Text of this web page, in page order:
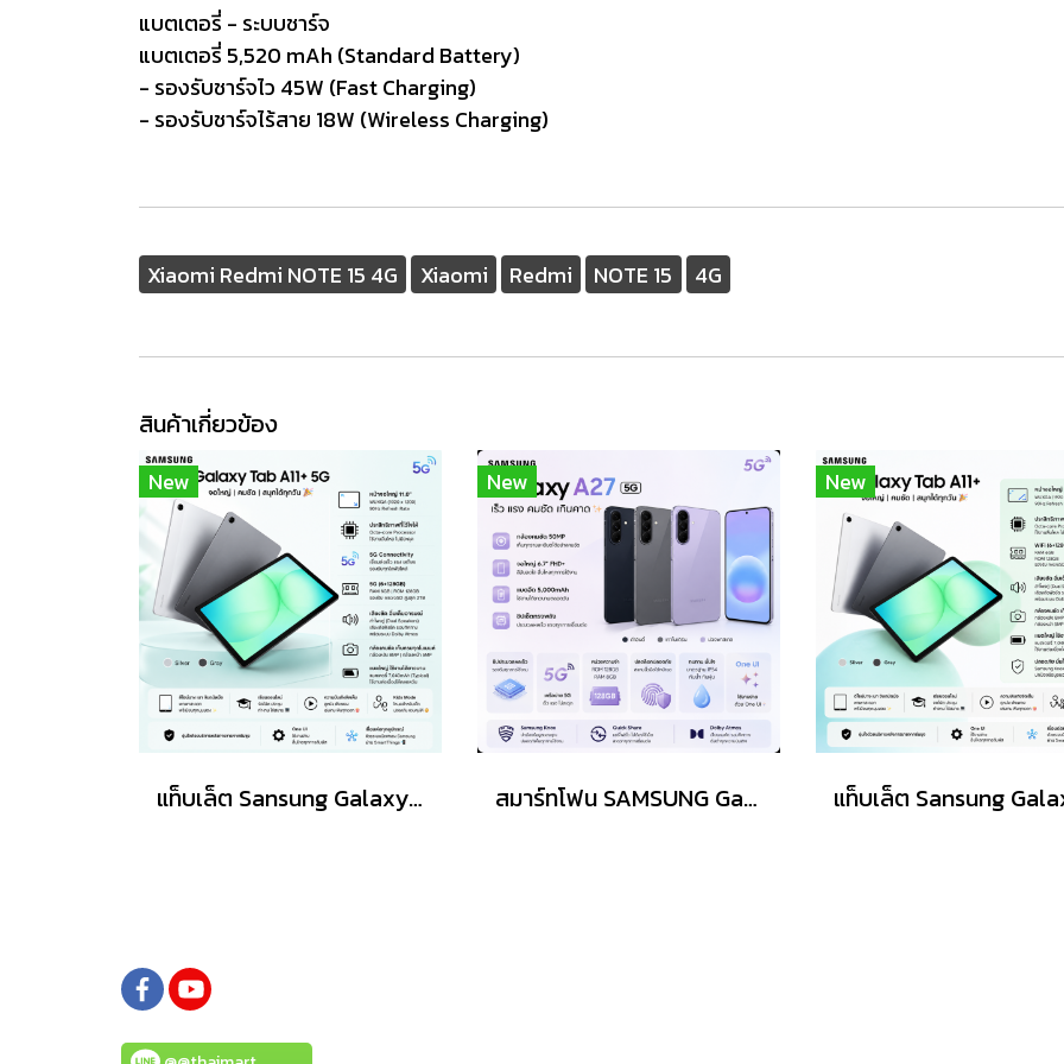
แบตเตอรี่ - ระบบชาร์จ
แบตเตอรี่ 5,520 mAh (Standard Battery)
- รองรับชาร์จไว 45W (Fast Charging)
- รองรับชาร์จไร้สาย 18W (Wireless Charging)
Xiaomi Redmi NOTE 15 4G Xiaomi Redmi NOTE 15 4G
สินค้าเกี่ยวข้อง
New
แท็บเล็ต Sansung Galaxy Tab A11+ (5G, 11.0") (6+128GB)
New
สมาร์ทโฟน SAMSUNG Galaxy A27 5G (8+128GB) คละสี ดำ เทา ม่วง
New